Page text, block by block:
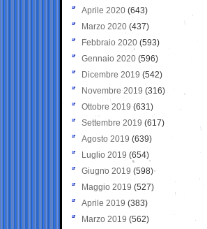
Aprile 2020 (643)
Marzo 2020 (437)
Febbraio 2020 (593)
Gennaio 2020 (596)
Dicembre 2019 (542)
Novembre 2019 (316)
Ottobre 2019 (631)
Settembre 2019 (617)
Agosto 2019 (639)
Luglio 2019 (654)
Giugno 2019 (598)
Maggio 2019 (527)
Aprile 2019 (383)
Marzo 2019 (562)